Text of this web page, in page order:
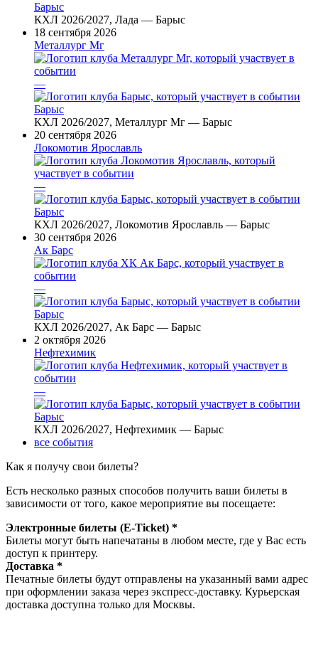
Барыс
КХЛ 2026/2027, Лада — Барыс
18 сентября 2026
Металлург Мг
—
Барыс
КХЛ 2026/2027, Металлург Мг — Барыс
20 сентября 2026
Локомотив Ярославль
—
Барыс
КХЛ 2026/2027, Локомотив Ярославль — Барыс
30 сентября 2026
Ак Барс
—
Барыс
КХЛ 2026/2027, Ак Барс — Барыс
2 октября 2026
Нефтехимик
—
Барыс
КХЛ 2026/2027, Нефтехимик — Барыс
все события
Как я получу свои билеты?
Есть несколько разных способов получить ваши билеты в
зависимости от того, какое мероприятие вы посещаете:
Электронные билеты (E-Ticket) *
Билеты могут быть напечатаны в любом месте, где у Вас есть
доступ к принтеру.
Доставка *
Печатные билеты будут отправлены на указанный вами адрес
при оформлении заказа через экспресс-доставку. Курьерская
доставка доступна только для Москвы.